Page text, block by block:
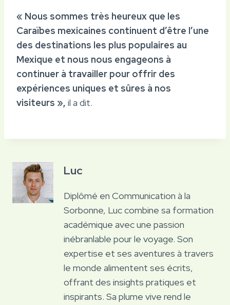
« Nous sommes très heureux que les
Caraïbes mexicaines continuent d’être l’une
des destinations les plus populaires au
Mexique et nous nous engageons à
continuer à travailler pour offrir des
expériences uniques et sûres à nos
visiteurs », il a dit.
Luc
Diplômé en Communication à la
Sorbonne, Luc combine sa formation
académique avec une passion
inébranlable pour le voyage. Son
expertise et ses aventures à travers
le monde alimentent ses écrits,
offrant des insights pratiques et
inspirants. Sa plume vive rend le